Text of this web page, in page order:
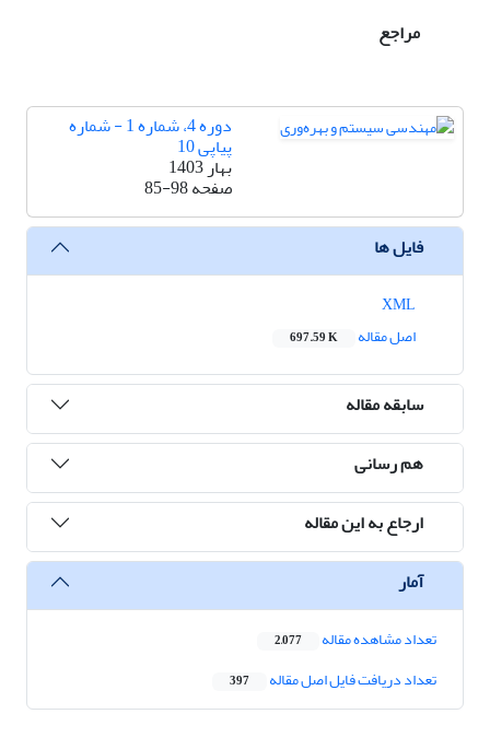
مراجع
دوره 4، شماره 1 - شماره
پیاپی 10
بهار 1403
صفحه85-98
فایل ها
اصل مقاله
697.59 K
سابقه مقاله
هم رسانی
ارجاع به این مقاله
آمار
تعداد مشاهده مقاله 2,077
تعداد دریافت فایل اصل مقاله 397